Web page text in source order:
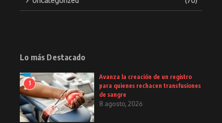
Lo más Destacado
1
Avanza la creación de un registro
para quienes rechacen transfusiones
de sangre
8 agosto, 2026